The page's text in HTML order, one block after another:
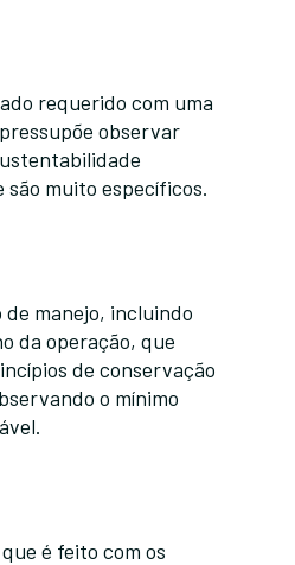
requerido com uma
observar
são muito específicos.
de manejo, incluindo
da operação, que
de conservação
o mínimo
é feito com os